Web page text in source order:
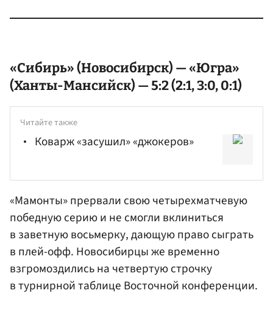
«Сибирь» (Новосибирск) — «Югра»
(Ханты-Мансийск) — 5:2 (2:1, 3:0, 0:1)
Читайте также
Коварж «засушил» «джокеров»
«Мамонты» прервали свою четырехматчевую
победную серию и не смогли вклиниться
в заветную восьмерку, дающую право сыграть
в плей-офф. Новосибирцы же временно
взгромоздились на четвертую строчку
в турнирной таблице Восточной конференции.